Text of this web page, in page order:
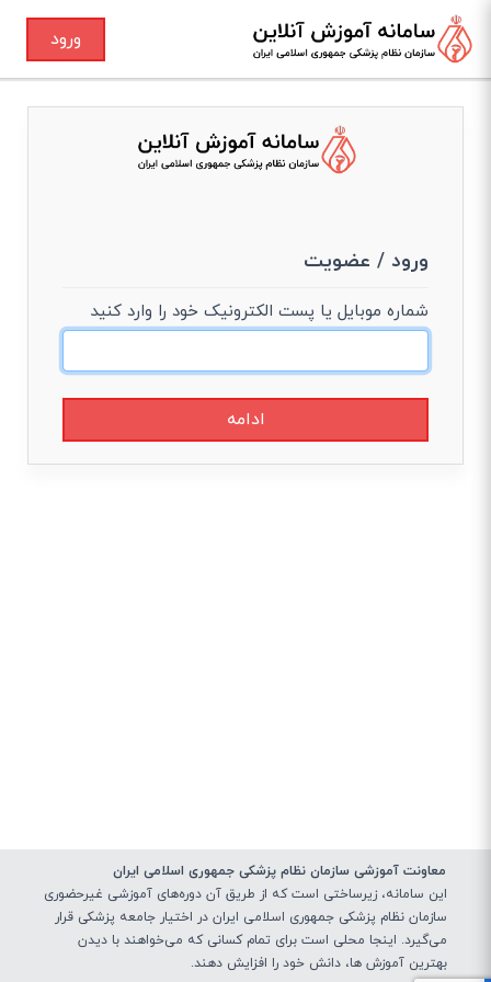
ورود
ورود / عضویت
شماره موبایل یا پست الکترونیک خود را وارد کنید
ادامه
معاونت آموزشی سازمان نظام پزشکی جمهوری اسلامی ایران
این سامانه، زیرساختی‌ است که از طریق آن دوره‌های آموزشی غیرحضوری
سازمان نظام پزشکی جمهوری اسلامی ایران در اختیار جامعه پزشکی قرار
می‌گیرد. اینجا محلی است برای تمام کسانی که می‌خواهند با دیدن
بهترین آموزش ها، دانش خود را افزایش دهند.